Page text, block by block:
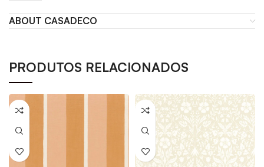
ABOUT CASADECO
PRODUTOS RELACIONADOS